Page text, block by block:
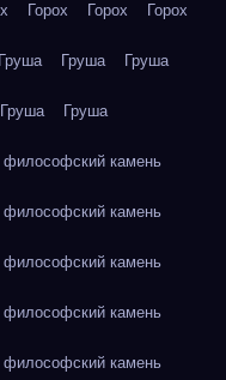
Горох Горох Горох
Груша Груша Груша
Груша Груша
камень
камень
камень
камень
камень